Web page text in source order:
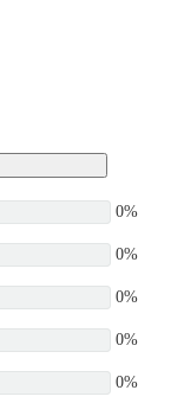
0%
0%
0%
0%
0%